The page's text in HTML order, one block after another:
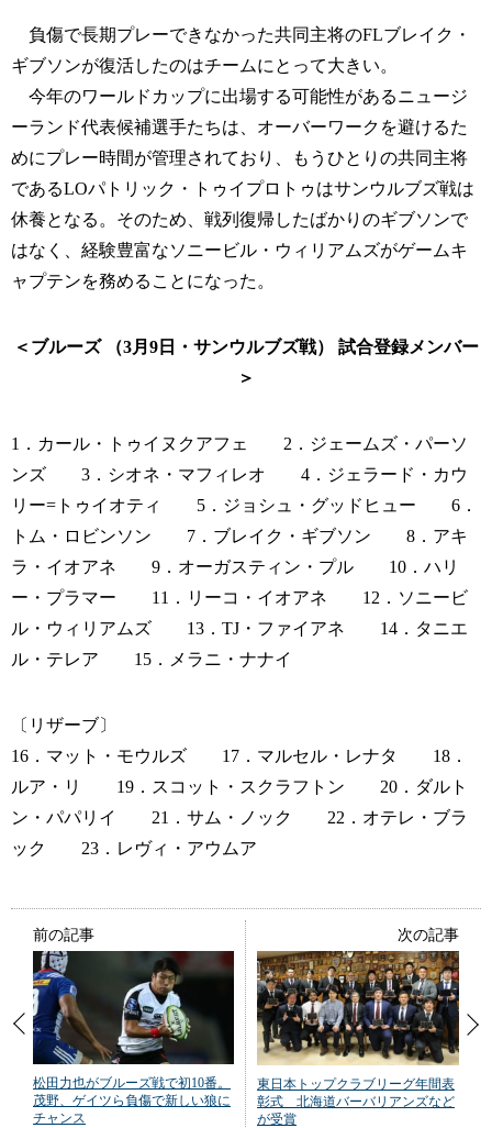
負傷で長期プレーできなかった共同主将のFLブレイク・
ギブソンが復活したのはチームにとって大きい。
今年のワールドカップに出場する可能性があるニュージ
ーランド代表候補選手たちは、オーバーワークを避けるた
めにプレー時間が管理されており、もうひとりの共同主将
であるLOパトリック・トゥイプロトゥはサンウルブズ戦は
休養となる。そのため、戦列復帰したばかりのギブソンで
はなく、経験豊富なソニービル・ウィリアムズがゲームキ
ャプテンを務めることになった。
＜ブルーズ （3月9日・サンウルブズ戦） 試合登録メンバー
＞
1．カール・トゥイヌクアフェ 2．ジェームズ・パーソ
ンズ 3．シオネ・マフィレオ 4．ジェラード・カウ
リー=トゥイオティ 5．ジョシュ・グッドヒュー 6．
トム・ロビンソン 7．ブレイク・ギブソン 8．アキ
ラ・イオアネ 9．オーガスティン・プル 10．ハリ
ー・プラマー 11．リーコ・イオアネ 12．ソニービ
ル・ウィリアムズ 13．TJ・ファイアネ 14．タニエ
ル・テレア 15．メラニ・ナナイ
〔リザーブ〕
16．マット・モウルズ 17．マルセル・レナタ 18．
ルア・リ 19．スコット・スクラフトン 20．ダルト
ン・パパリイ 21．サム・ノック 22．オテレ・ブラ
ック 23．レヴィ・アウムア
前の記事
松田力也がブルーズ戦で初10番。
茂野、ゲイツら負傷で新しい狼に
チャンス
次の記事
東日本トップクラブリーグ年間表
彰式 北海道バーバリアンズなど
が受賞